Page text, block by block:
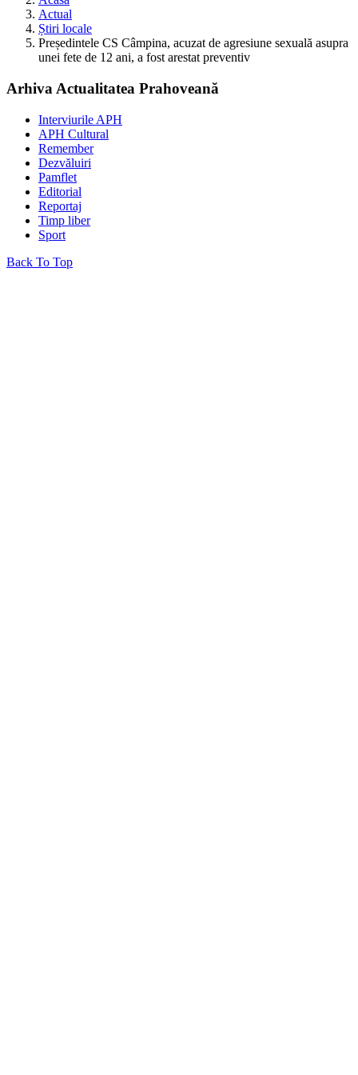
Actual
Știri locale
Președintele CS Câmpina, acuzat de agresiune sexuală asupra
unei fete de 12 ani, a fost arestat preventiv
Arhiva Actualitatea Prahoveană
Interviurile APH
APH Cultural
Remember
Dezvăluiri
Pamflet
Editorial
Reportaj
Timp liber
Sport
Back To Top